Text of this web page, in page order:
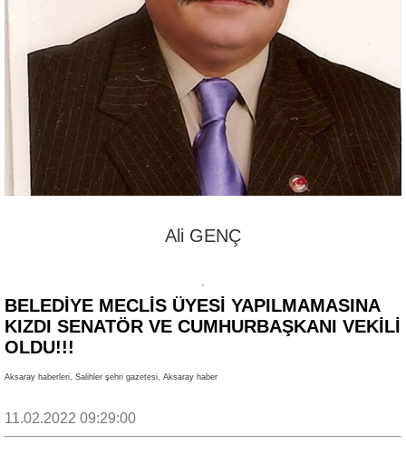
Ali GENÇ
BELEDİYE MECLİS ÜYESİ YAPILMAMASINA
KIZDI SENATÖR VE CUMHURBAŞKANI VEKİLİ
OLDU!!!
Aksaray haberleri, Salihler şehri gazetesi, Aksaray haber
11.02.2022 09:29:00